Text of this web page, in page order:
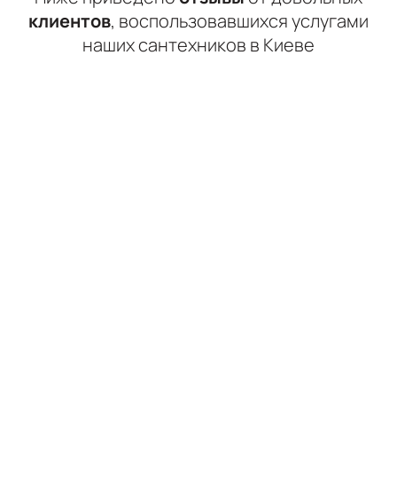
клиентов, воспользовавшихся услугами
наших сантехников в Киеве